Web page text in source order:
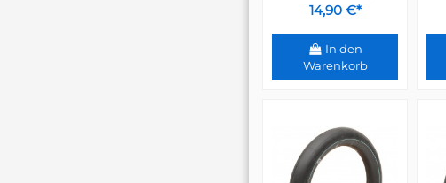
14,90 €*
In den
Warenkorb